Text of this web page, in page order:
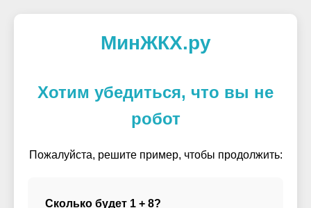
МинЖКХ.ру
Хотим убедиться, что вы не
робот
Пожалуйста, решите пример, чтобы продолжить:
Сколько будет 1 + 8?